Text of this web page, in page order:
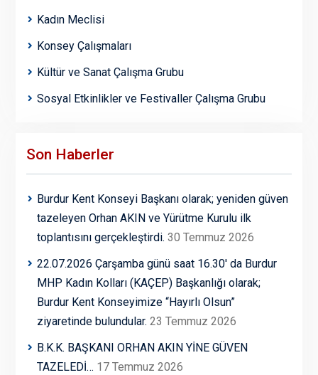
Kadın Meclisi
Konsey Çalışmaları
Kültür ve Sanat Çalışma Grubu
Sosyal Etkinlikler ve Festivaller Çalışma Grubu
Son Haberler
Burdur Kent Konseyi Başkanı olarak; yeniden güven
tazeleyen Orhan AKIN ve Yürütme Kurulu ilk
toplantısını gerçekleştirdi. 30 Temmuz 2026
22.07.2026 Çarşamba günü saat 16.30′ da Burdur
MHP Kadın Kolları (KAÇEP) Başkanlığı olarak;
Burdur Kent Konseyimize “Hayırlı Olsun”
ziyaretinde bulundular. 23 Temmuz 2026
B.K.K. BAŞKANI ORHAN AKIN YİNE GÜVEN
TAZELEDİ… 17 Temmuz 2026